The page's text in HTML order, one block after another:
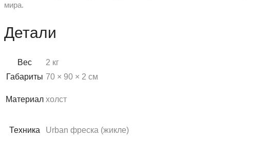
мира.
Детали
Вес
2 кг
Габариты 70 × 90 × 2 см
Материал холст
Техника Urban фреска (жикле)